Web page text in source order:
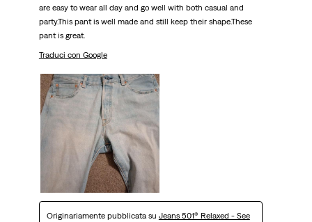
are easy to wear all day and go well with both casual and
party.This pant is well made and still keep their shape.These
pant is great.
Traduci con Google
Originariamente pubblicata su Jeans 501® Relaxed - See